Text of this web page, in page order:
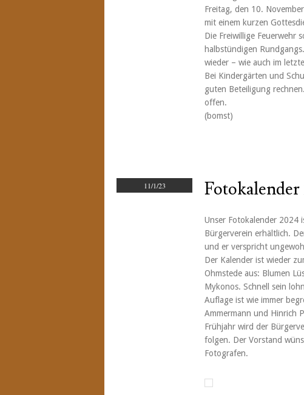
Freitag, den 10.
mit einem kurzen
Die Freiwillige Feuerwehr
halbstündigen
wieder – wie auch im
Bei Kindergärten und
guten Beteiligung
offen.
(bomst)
11/1/23
Unser Fotokalender 2024
Bürgerverein erhältlich.
und er verspricht
Der Kalender ist wieder
Ohmstede aus: Blumen
Mykonos. Schnell sein
Auflage ist wie immer
Ammermann und Hinrich
Frühjahr wird der
folgen. Der Vorstand
Fotografen.